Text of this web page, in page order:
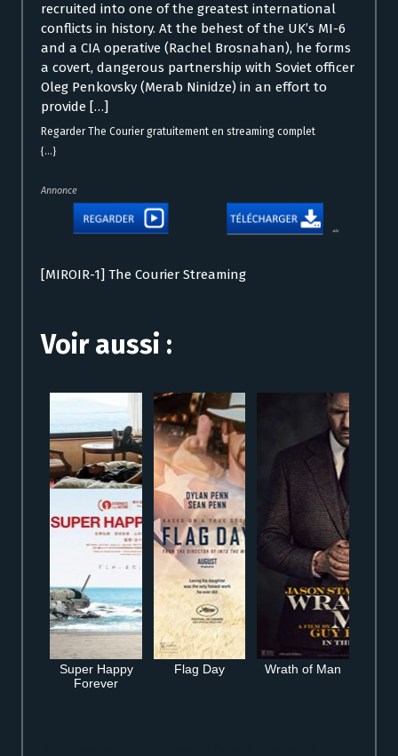
recruited into one of the greatest international
conflicts in history. At the behest of the UK’s MI-6
and a CIA operative (Rachel Brosnahan), he forms
a covert, dangerous partnership with Soviet officer
Oleg Penkovsky (Merab Ninidze) in an effort to
provide […]
Regarder The Courier gratuitement en streaming complet
{...}
Annonce
[MIROIR-1] The Courier Streaming
Voir aussi :
Super Happy
Forever
Flag Day Wrath of Man